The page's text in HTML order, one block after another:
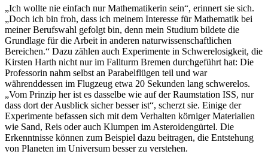
„Ich wollte nie einfach nur Mathematikerin sein“, erinnert sie sich.
„Doch ich bin froh, dass ich meinem Interesse für Mathematik bei
meiner Berufswahl gefolgt bin, denn mein Studium bildete die
Grundlage für die Arbeit in anderen naturwissenschaftlichen
Bereichen.“ Dazu zählen auch Experimente in Schwerelosigkeit, die
Kirsten Harth nicht nur im Fallturm Bremen durchgeführt hat: Die
Professorin nahm selbst an Parabelflügen teil und war
währenddessen im Flugzeug etwa 20 Sekunden lang schwerelos.
„Vom Prinzip her ist es dasselbe wie auf der Raumstation ISS, nur
dass dort der Ausblick sicher besser ist“, scherzt sie. Einige der
Experimente befassen sich mit dem Verhalten körniger Materialien
wie Sand, Reis oder auch Klumpen im Asteroidengürtel. Die
Erkenntnisse können zum Beispiel dazu beitragen, die Entstehung
von Planeten im Universum besser zu verstehen.